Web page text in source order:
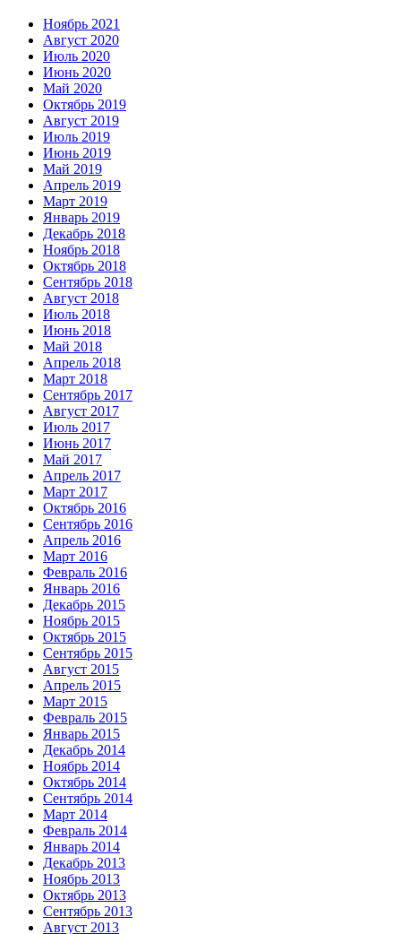
Ноябрь 2021
Август 2020
Июль 2020
Июнь 2020
Май 2020
Октябрь 2019
Август 2019
Июль 2019
Июнь 2019
Май 2019
Апрель 2019
Март 2019
Январь 2019
Декабрь 2018
Ноябрь 2018
Октябрь 2018
Сентябрь 2018
Август 2018
Июль 2018
Июнь 2018
Май 2018
Апрель 2018
Март 2018
Сентябрь 2017
Август 2017
Июль 2017
Июнь 2017
Май 2017
Апрель 2017
Март 2017
Октябрь 2016
Сентябрь 2016
Апрель 2016
Март 2016
Февраль 2016
Январь 2016
Декабрь 2015
Ноябрь 2015
Октябрь 2015
Сентябрь 2015
Август 2015
Апрель 2015
Март 2015
Февраль 2015
Январь 2015
Декабрь 2014
Ноябрь 2014
Октябрь 2014
Сентябрь 2014
Март 2014
Февраль 2014
Январь 2014
Декабрь 2013
Ноябрь 2013
Октябрь 2013
Сентябрь 2013
Август 2013